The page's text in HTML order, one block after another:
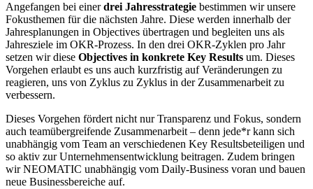
Angefangen bei einerdrei Jahresstrategie bestimmen wir unsere
Fokusthemen für die nächsten Jahre. Diese werden innerhalb der
Jahresplanungen in Objectives übertragen und begleiten uns als
Jahresziele im OKR-Prozess. In den drei OKR-Zyklen pro Jahr
setzen wir diese Objectives in konkrete Key Results um. Dieses
Vorgehen erlaubt es uns auch kurzfristig auf Veränderungen zu
reagieren, uns von Zyklus zu Zyklus in der Zusammenarbeit zu
verbessern.
Dieses Vorgehen fördert nicht nur Transparenz und Fokus, sondern
auch teamübergreifende Zusammenarbeit – denn jede*r kann sich
unabhängig vom Team an verschiedenen Key Resultsbeteiligen und
so aktiv zur Unternehmensentwicklung beitragen. Zudem bringen
wir NEOMATIC unabhängig vom Daily-Business voran und bauen
neue Businessbereiche auf.